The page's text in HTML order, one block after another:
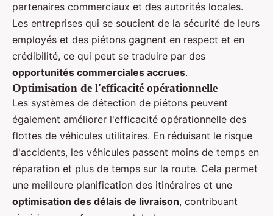
partenaires commerciaux et des autorités locales.
Les entreprises qui se soucient de la sécurité de leurs
employés et des piétons gagnent en respect et en
crédibilité, ce qui peut se traduire par des
opportunités commerciales accrues.
Optimisation de l'efficacité opérationnelle
Les systèmes de détection de piétons peuvent
également améliorer l'efficacité opérationnelle des
flottes de véhicules utilitaires. En réduisant le risque
d'accidents, les véhicules passent moins de temps en
réparation et plus de temps sur la route. Cela permet
une meilleure planification des itinéraires et une
optimisation des délais de livraison, contribuant